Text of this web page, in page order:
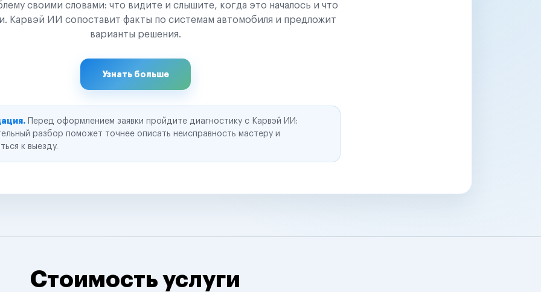
своими словами: что видите и слышите, когда это началось и что
Карвэй ИИ сопоставит факты по системам автомобиля и предложит
варианты решения.
Узнать больше
Перед оформлением заявки пройдите диагностику с Карвэй ИИ:
разбор поможет точнее описать неисправность мастеру и
к выезду.
Стоимость услуги